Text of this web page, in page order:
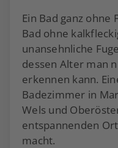
Ein Bad ganz ohne
Bad ohne
unansehnliche
dessen Alter man
erkennen kann.
Badezimmer in
Wels und
entspannenden
macht.